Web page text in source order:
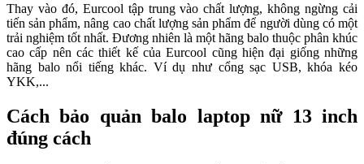
Thay vào đó, Eurcool tập trung vào chất lượng, không ngừng cải
tiến sản phẩm, nâng cao chất lượng sản phẩm để người dùng có một
trải nghiệm tốt nhất. Đương nhiên là một hãng balo thuộc phân khúc
cao cấp nên các thiết kế của Eurcool cũng hiện đại giống những
hãng balo nổi tiếng khác. Ví dụ như cổng sạc USB, khóa kéo
YKK,...
Cách bảo quản balo laptop nữ 13 inch
đúng cách